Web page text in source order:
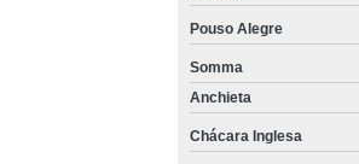
Pouso Alegre
Somma
Anchieta
Chácara Inglesa